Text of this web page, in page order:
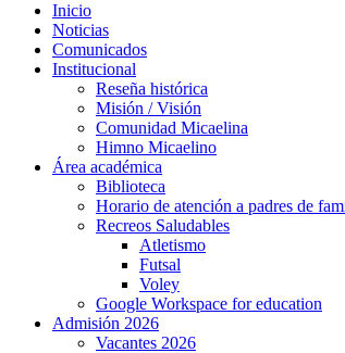
Inicio
Noticias
Comunicados
Institucional
Reseña histórica
Misión / Visión
Comunidad Micaelina
Himno Micaelino
Área académica
Biblioteca
Horario de atención a padres de
Recreos Saludables
Atletismo
Futsal
Voley
Google Workspace for education
Admisión 2026
Vacantes 2026